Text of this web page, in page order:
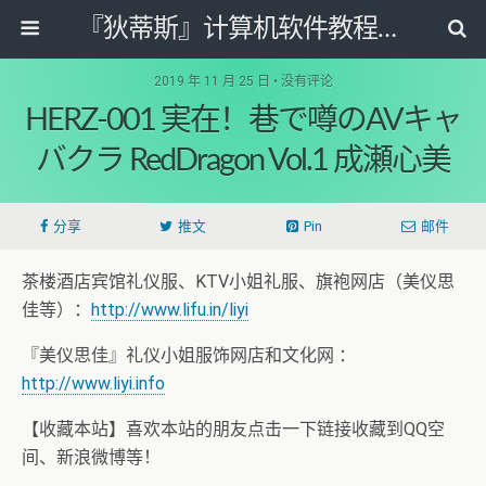
『狄蒂斯』计算机软件教程资源网
2019 年 11 月 25 日 • 没有评论
HERZ-001 実在！巷で噂のAVキャ
バクラ RedDragon Vol.1 成瀬心美
分享 推文 Pin 邮件
茶楼酒店宾馆礼仪服、KTV小姐礼服、旗袍网店（美仪思
佳等）： http://www.lifu.in/liyi
『美仪思佳』礼仪小姐服饰网店和文化网 ：
http://www.liyi.info
【收藏本站】喜欢本站的朋友点击一下链接收藏到QQ空
间、新浪微博等！